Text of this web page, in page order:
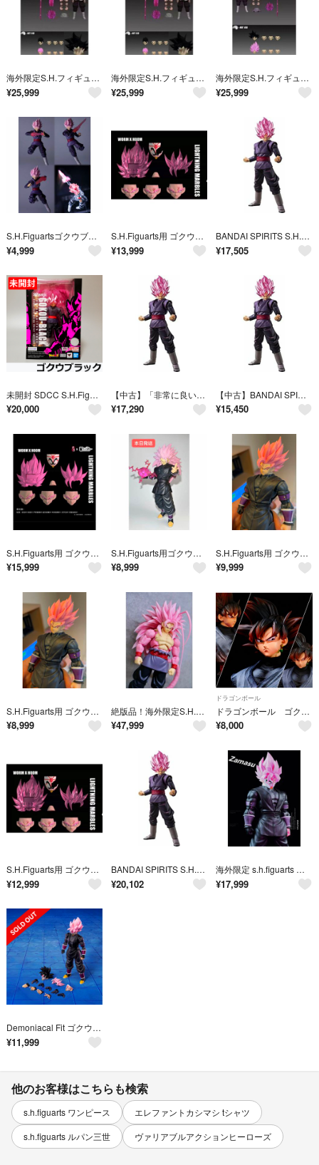
海外限定S.H.フィギュアーツ ゴクウブラック+ヘッドパーツセット01B
¥25,999
海外限定S.H.フィギュアーツ ゴクウブラック+ヘッドパーツセット01B
¥25,999
海外限定S.H.フィギュアーツ ゴクウブラック+ヘッドパーツセット01A
¥25,999
S.H.Figuartsゴクウブラック用 エフェクトパーツセット
¥4,999
S.H.Figuarts用 ゴクウブラック ロゼ ヘッドパーツ クリア
¥13,999
BANDAI SPIRITS S.H.フィギュアーツ ドラゴンボール超 ゴクウブラック-スーパーサイヤ人ロゼ- 約140mm ABS&PVC製 塗装済み可動フィギュア 192794
¥17,505
未開封 SDCC S.H.Figuarts ゴクウブラック スーパーサイヤ人ロゼ
¥20,000
【中古】「非常に良い」BANDAI SPIRITS S.H.フィギュアーツ ドラゴンボール超 ゴクウブラック-スーパーサイヤ人ロゼ- 約140mm ABS&PVC製 塗装済み可動フィギュア 192794
¥17,290
【中古】BANDAI SPIRITS S.H.フィギュアーツ ドラゴンボール超 ゴクウブラック-スーパーサイヤ人ロゼ- 約140mm ABS&PVC製 塗装済み可動フィギュア 192794
¥15,450
S.H.Figuarts用 ゴクウブラック スーパーサイヤ人ロゼ ヘッドパーツ
¥15,999
S.H.Figuarts用ゴクウブラック紅き仮面の超サイヤ人ロゼ カスタムヘッド
¥8,999
S.H.Figuarts用 ゴクウブラック スーパーサイヤ人ロゼ ヘッドパーツ
¥9,999
S.H.Figuarts用 ゴクウブラック スーパーサイヤ人ロゼ ヘッドパーツ
¥8,999
絶版品！海外限定S.H.フィギュア ゴクウブラック スーパーサイヤ人ロゼ5
¥47,999
ドラゴンボール
ドラゴンボール ゴクウブラック フィギュア DRAGON BALL
¥8,000
S.H.Figuarts用 ゴクウブラック ロゼ ヘッドパーツ クリア
¥12,999
BANDAI SPIRITS S.H.フィギュアーツ ドラゴンボール超 ゴクウブラック-スーパーサイヤ人ロゼ- 約140mm ABS&PVC製 塗装済み可動フィギュア 192794
¥20,102
海外限定 s.h.figuarts ドラゴンボール 紅き仮面の超サイヤ人ロゼ
¥17,999
Demoniacal Fit ゴクウブラック 紅き仮面の超サイヤ人ロゼ
¥11,999
他のお客様はこちらも検索
s.h.figuarts ワンピース
エレファントカシマシ tシャツ
s.h.figuarts ルパン三世
ヴァリアブルアクションヒーローズ